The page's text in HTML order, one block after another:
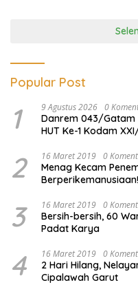
Popular Post
1 9 Agustus 2026 0
Danrem 043/Gatam
HUT Ke-1 Kodam
2 16 Maret 2019 0
Menag Kecam
Berperikemanusiaan!
3 16 Maret 2019 0
Bersih-bersih, 60
Padat Karya
4 16 Maret 2019 0
2 Hari Hilang,
Cipalawah Garut